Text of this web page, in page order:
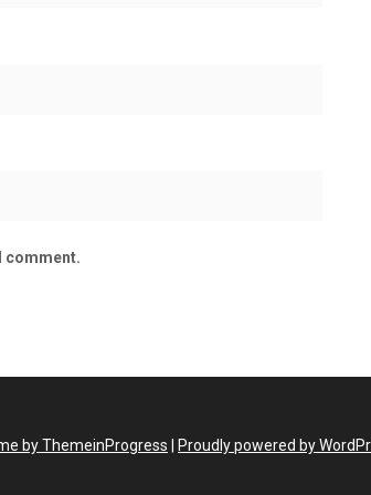
comment.
by ThemeinProgress Proudly powered by